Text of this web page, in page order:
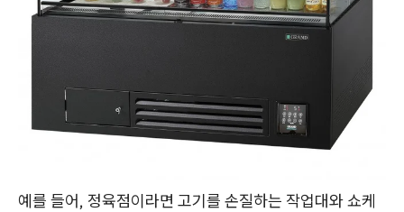
예를 들어, 정육점이라면 고기를 손질하는 작업대와 쇼케